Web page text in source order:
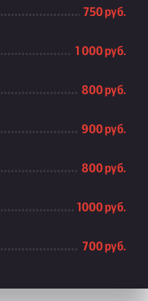
750 руб.
1 000 руб.
800 руб.
900 руб.
800 руб.
1000 руб.
700 руб.